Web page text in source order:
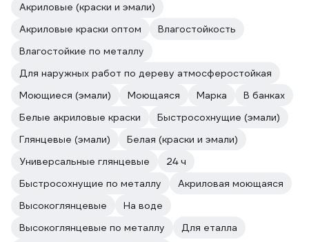
Акриловые (краски и эмали)
Акриловые краски оптом
Влагостойкость
Влагостойкие по металлу
Для наружных работ по дереву атмосферостойкая
Моющиеся (эмали)
Моющаяся Марка
В банках
Белые акриловые краски
Быстросохнущие (эмали)
Глянцевые (эмали)
Белая (краски и эмали)
Универсальные глянцевые
24 ч
Быстросохнущие по металлу
Акриловая моющаяся
Высокоглянцевые
На воде
Высокоглянцевые по металлу
Для еталла